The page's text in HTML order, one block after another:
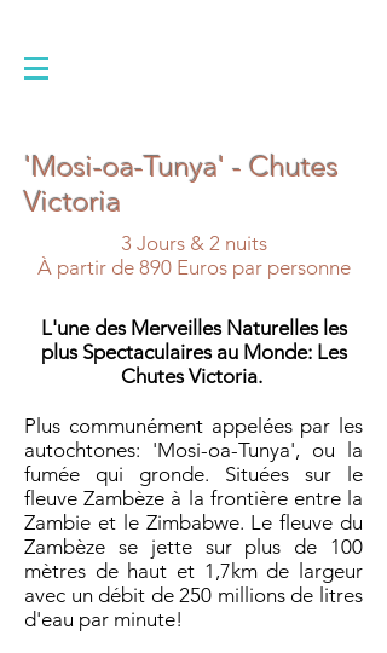
'Mosi-oa-Tunya' - Chutes
Victoria
3 Jours & 2 nuits
À partir de 890 Euros par personne
L'une des Merveilles Naturelles les
plus Spectaculaires au Monde: Les
Chutes Victoria.
Plus communément appelées par les
autochtones: 'Mosi-oa-Tunya', ou la
fumée qui gronde. Situées sur le
fleuve Zambèze à la frontière entre la
Zambie et le Zimbabwe. Le fleuve du
Zambèze se jette sur plus de 100
mètres de haut et 1,7km de largeur
avec un débit de 250 millions de litres
d'eau par minute!